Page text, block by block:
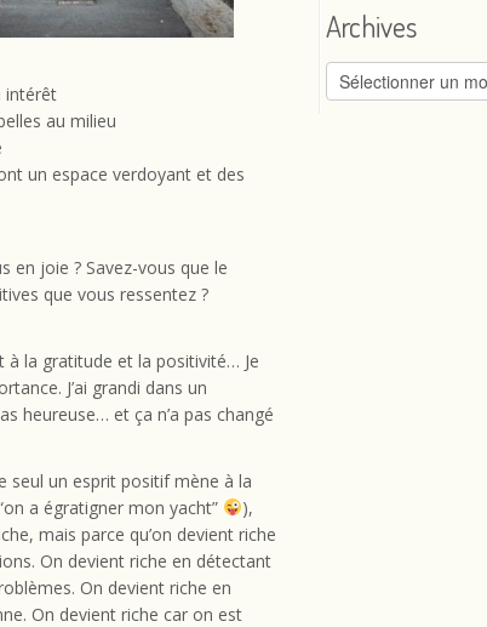
intérêt
au milieu
un espace verdoyant et des
en joie ? Savez-vous que le
que vous ressentez ?
à la gratitude et la positivité… Je
J’ai grandi dans un
heureuse… et ça n’a pas changé
seul un esprit positif mène à la
a égratigner mon yacht”
),
mais parce qu’on devient riche
On devient riche en détectant
On devient riche en
On devient riche car on est
Archives
Archives